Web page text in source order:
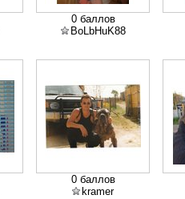
0 баллов
BoLbHuK88
0 баллов
kramer